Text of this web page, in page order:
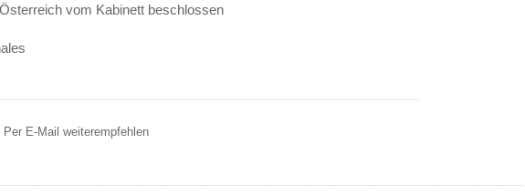
vom Kabinett beschlossen
Per E-Mail weiterempfehlen